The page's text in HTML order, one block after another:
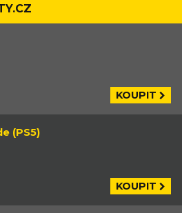
akční RPG.
KOUPIT
(PS5)
KOUPIT